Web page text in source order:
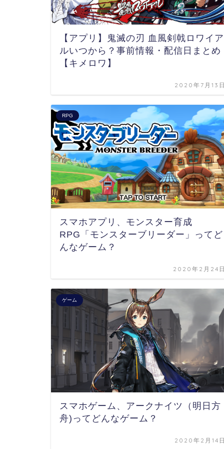
【アプリ】鬼滅の刃 血風剣戟ロワイア
ルいつから？事前情報・配信日まとめ
【キメロワ】
2020年7月13
RPG
スマホアプリ、モンスター育成
RPG「モンスターブリーダー」ってど
んなゲーム？
2020年2月24
ゲーム
スマホゲーム、アークナイツ（明日方
舟)ってどんなゲーム？
2020年2月14